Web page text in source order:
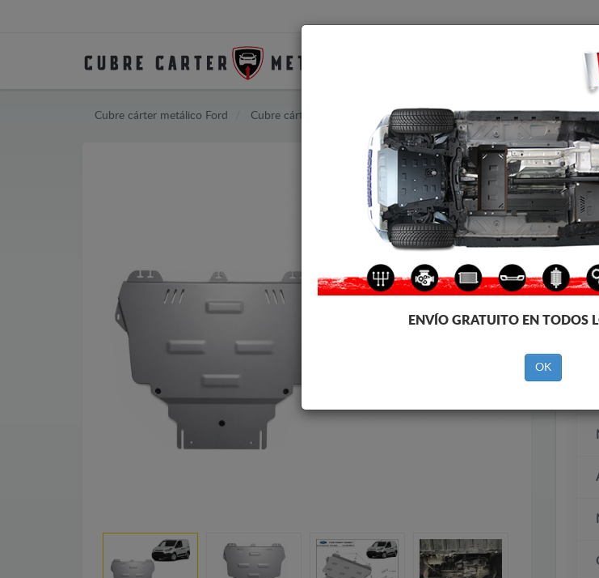
Cubre cárter metálico Ford Cubre cárter metálico Ford Transit Connect
IVA
ENVÍO GRATUITO EN TODOS
OK